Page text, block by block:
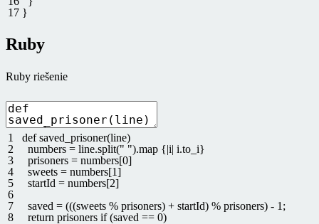
17 }
Ruby
Ruby riešenie
1
2
3
4
5
6
7
8
defsaved_prisoner(line)
numbers = line.split(" ").map {|i| i.to_i}
prisoners = numbers[0]
sweets = numbers[1]
startId = numbers[2]
saved = (((sweets % prisoners) + startId) % prisoners) - 1 ;
return prisoners if (saved == 0)